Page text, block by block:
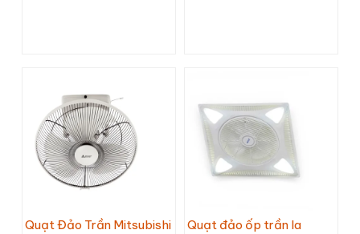
Quạt Đảo Trần Mitsubishi
Quạt đảo ốp trần la